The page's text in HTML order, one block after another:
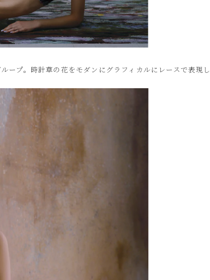
ープ。時計草の花をモダンにグラフィカルにレースで表現し